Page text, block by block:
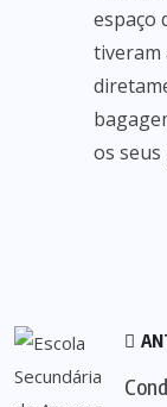
espaço
tiveram
os